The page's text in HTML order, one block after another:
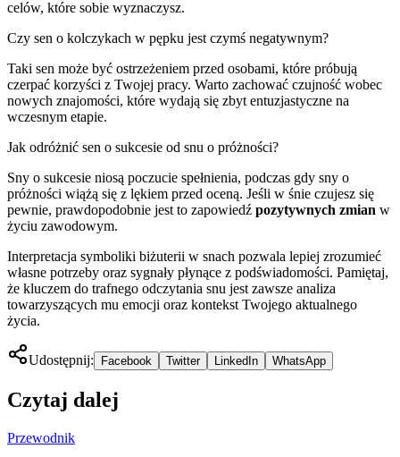
celów, które sobie wyznaczysz.
Czy sen o kolczykach w pępku jest czymś negatywnym?
Taki sen może być ostrzeżeniem przed osobami, które próbują
czerpać korzyści z Twojej pracy. Warto zachować czujność wobec
nowych znajomości, które wydają się zbyt entuzjastyczne na
wczesnym etapie.
Jak odróżnić sen o sukcesie od snu o próżności?
Sny o sukcesie niosą poczucie spełnienia, podczas gdy sny o
próżności wiążą się z lękiem przed oceną. Jeśli w śnie czujesz się
pewnie, prawdopodobnie jest to zapowiedź pozytywnych zmian w
życiu zawodowym.
Interpretacja symboliki biżuterii w snach pozwala lepiej zrozumieć
własne potrzeby oraz sygnały płynące z podświadomości. Pamiętaj,
że kluczem do trafnego odczytania snu jest zawsze analiza
towarzyszących mu emocji oraz kontekst Twojego aktualnego
życia.
Udostępnij: Facebook Twitter LinkedIn WhatsApp
Czytaj dalej
Przewodnik